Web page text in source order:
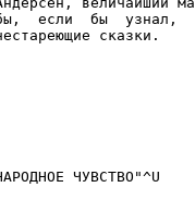
если  бы  узнал,
сказки.
НАРОДНОЕ ЧУВСТВО"^U